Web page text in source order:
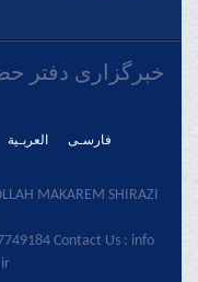
خبرگزاری دفتر
فارسـی العربـیة
MAKAREM SHIRAZI
Contact Us : info